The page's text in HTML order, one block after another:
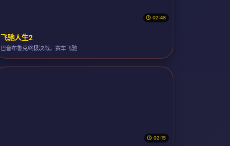
02:48
飞驰人生2
巴音布鲁克终极决战，赛车飞驰
02:15